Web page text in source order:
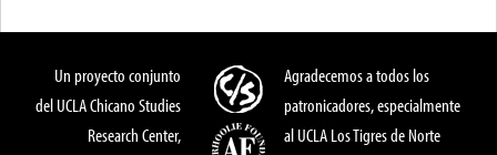
Un proyecto conjunto
del UCLA Chicano Studies
Research Center,
Agradecemos a todos los
patronicadores, especialmente
al UCLA Los Tigres de Norte